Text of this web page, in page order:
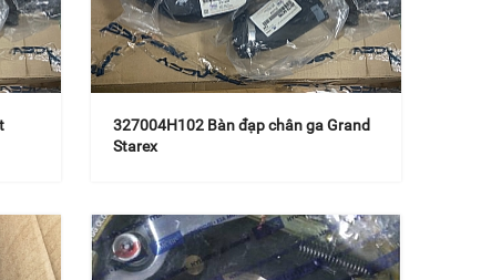
327004H102 Bàn đạp chân ga Grand
Starex